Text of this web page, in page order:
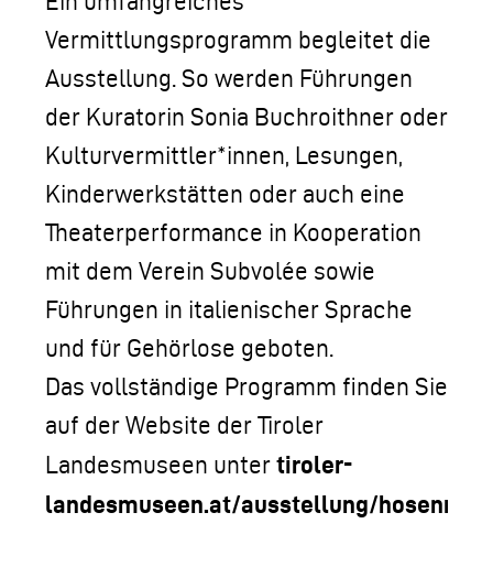
Vermittlungsprogramm begleitet die
Ausstellung. So werden Führungen
der Kuratorin Sonia Buchroithner oder
Kulturvermittler*innen, Lesungen,
Kinderwerkstätten oder auch eine
Theaterperformance in Kooperation
mit dem Verein Subvolée sowie
Führungen in italienischer Sprache
und für Gehörlose geboten.
Das vollständige Programm finden Sie
auf der Website der Tiroler
Landesmuseen unter tiroler-
landesmuseen.at/ausstellung/hosenrolle